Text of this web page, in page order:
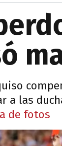
a las
de fotos